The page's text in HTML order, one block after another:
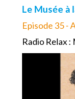
Le Musée à
Episode 35 -
Radio Relax